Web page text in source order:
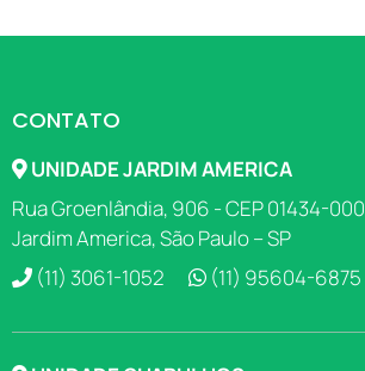
CONTATO
UNIDADE JARDIM AMERICA
Rua Groenlândia, 906 - CEP 01434-000
Jardim America, São Paulo – SP
(11) 3061-1052
(11) 95604-6875